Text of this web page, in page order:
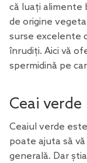
că luați alimente
de origine
surse excelente
înrudiți. Aici vă
spermidină pe
Ceai verde
Ceaiul verde
poate ajuta să
generală. Dar